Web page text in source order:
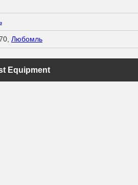
Любомль
Equipment